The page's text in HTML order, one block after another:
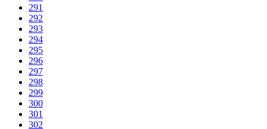
291
292
293
294
295
296
297
298
299
300
301
302